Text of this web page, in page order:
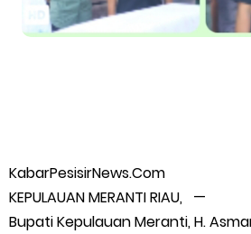
Saat Duka Menyelimuti Korban
Optimalisasi Pelaksanaan
Ketenagakerjaan
KabarPesisirNews.Com
KEPULAUAN MERANTI RIAU, —
Bupati Kepulauan Meranti, H.